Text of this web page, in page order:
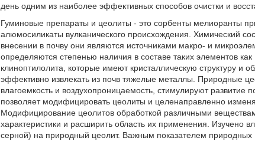
день одним из наиболее эффективных способов очистки и
Гуминовые препараты и цеолиты - это сорбенты мелиоранты
алюмосиликаты вулканического происхождения. Химический
внесении в почву они являются источниками макро- и
определяются степенью наличия в составе таких элементов
клиноптилолита, которые имеют кристаллическую структуру и
эффективно извлекать из почв тяжелые металлы. Природные
влагоемкость и воздухопроницаемость, стимулируют
позволяет модифицировать цеолиты и целенаправленно
Модифицирование цеолитов обработкой различными
характеристики и расширить область их применения. Изучено
серной) на природный цеолит. Важным показателем природных